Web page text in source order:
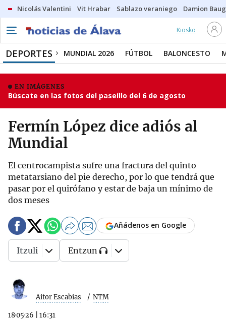
Nicolás Valentini Vit Hrabar Sablazo veraniego Damion
Kiosko
DEPORTES MUNDIAL 2026 FÚTBOL BALONCESTO
EN IMÁGENES
Búscate en las fotos del paseíllo del 6 de agosto
Fermín López dice adiós al
Mundial
El centrocampista sufre una fractura del quinto
metatarsiano del pie derecho, por lo que tendrá que
pasar por el quirófano y estar de baja un mínimo de
dos meses
Aitor Escabias NTM
18·05·26 16:31
Añádenos en Google
Itzuli Entzun